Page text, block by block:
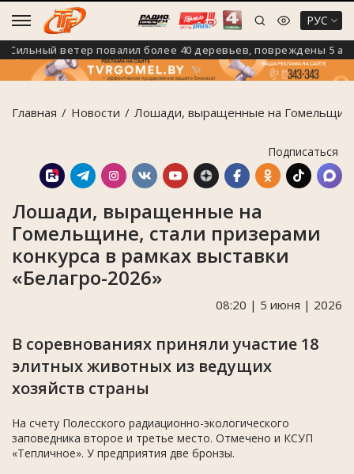
РУС
ветер повалил более 40 деревьев, повреждены 5
Главная Новости Лошади, выращенные на Гомельщине,
Подписаться
Лошади, выращенные на
Гомельщине, стали призерами
конкурса в рамках выставки
«Белагро-2026»
08:20 | 5 июня | 2026
В соревнованиях приняли участие 18
элитных животных из ведущих
хозяйств страны
На счету Полесского радиационно-экологического
заповедника второе и третье место. Отмечено и КСУП
«Тепличное». У предприятия две бронзы.